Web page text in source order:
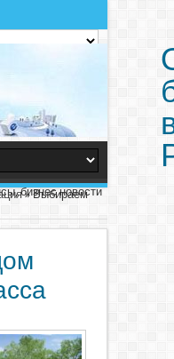
бизнес новости
»Выбираем